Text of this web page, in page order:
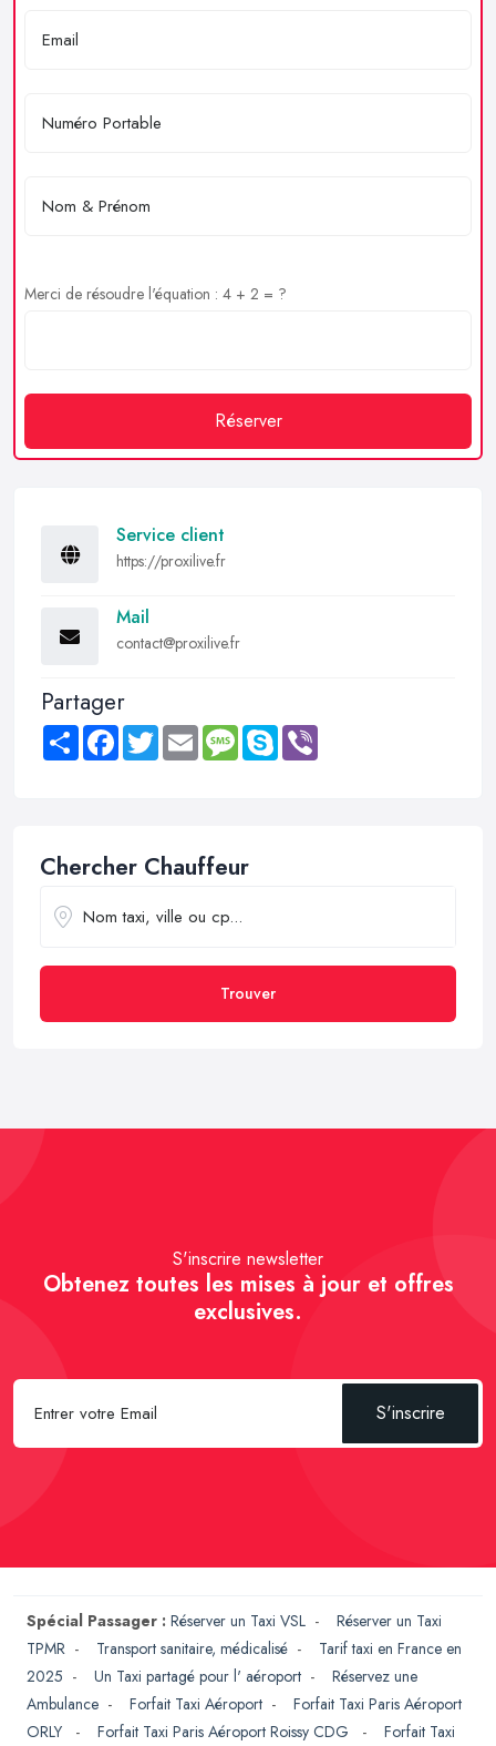
Merci de résoudre l'équation : 4 + 2 = ?
Réserver
Service client
https://proxilive.fr
Mail
contact@proxilive.fr
Partager
Share FacebookTwitter Email MessageSkype
Chercher Chauffeur
Trouver
S'inscrire newsletter
Obtenez toutes les mises à jour et offres
exclusives.
S'inscrire
Spécial Passager : Réserver un Taxi VSL - Réserver un Taxi
TPMR - Transport sanitaire, médicalisé - Tarif taxi en France en
2025 - Un Taxi partagé pour l' aéroport - Réservez une
Ambulance - Forfait Taxi Aéroport - Forfait Taxi Paris Aéroport
ORLY
- Forfait Taxi Paris Aéroport Roissy CDG - Forfait Taxi